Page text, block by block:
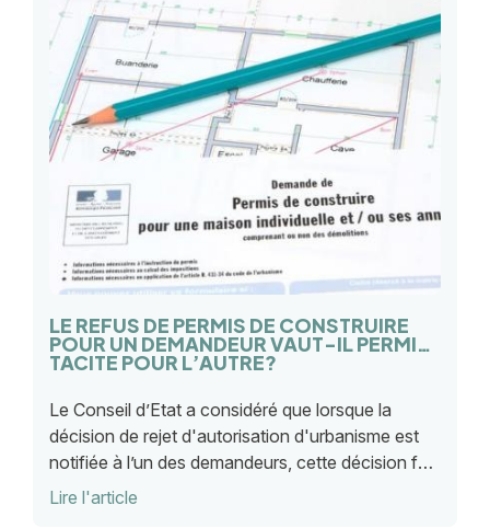
LE REFUS DE PERMIS DE CONSTRUIRE
POUR UN DEMANDEUR VAUT-IL PERMIS
TACITE POUR L’AUTRE?
Le Conseil d’Etat a considéré que lorsque la
décision de rejet d'autorisation d'urbanisme est
notifiée à l’un des demandeurs, cette décision fait
obstacle à la naissance d’un permis tacite au
Lire l'article